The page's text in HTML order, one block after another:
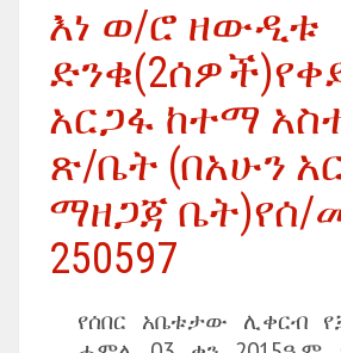
እነ ወ/ሮ ዘውዲቱ
አርጋፋ ከተማ
ጽ/ቤት (በአሁን
ማዘጋጃ ቤት)የሰ/
250597
የሰበር አቤቱታው ሊቀርብ